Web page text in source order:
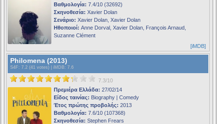
Βαθμολογία: 7.4/10 (32692)
Σκηνοθεσία: Xavier Dolan
Σενάριο: Xavier Dolan, Xavier Dolan
Ηθοποιοί: Anne Dorval, Xavier Dolan, François Arnaud,
Suzanne Clément
[iMDB]
Philomena (2013)
S4F : 7.2 (41 votes) | iMDB: 7.6
7.3/10
Πρεμιέρα Ελλάδα: 27/02/14
Είδος ταινίας: Biography | Comedy
Έτος πρώτης προβολής: 2013
Βαθμολογία: 7.6/10 (107368)
Σκηνοθεσία: Stephen Frears